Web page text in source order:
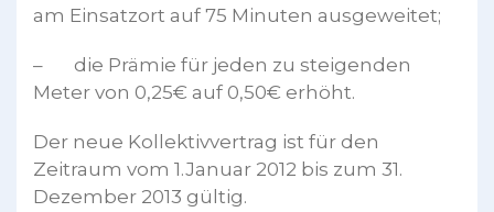
am Einsatzort auf 75 Minuten ausgeweitet;
– die Prämie für jeden zu steigenden
Meter von 0,25€ auf 0,50€ erhöht.
Der neue Kollektivvertrag ist für den
Zeitraum vom 1.Januar 2012 bis zum 31.
Dezember 2013 gültig.